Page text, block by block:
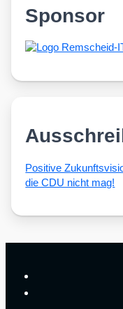
Sponsor
Posi­ti­ve
die CDU nicht mag!